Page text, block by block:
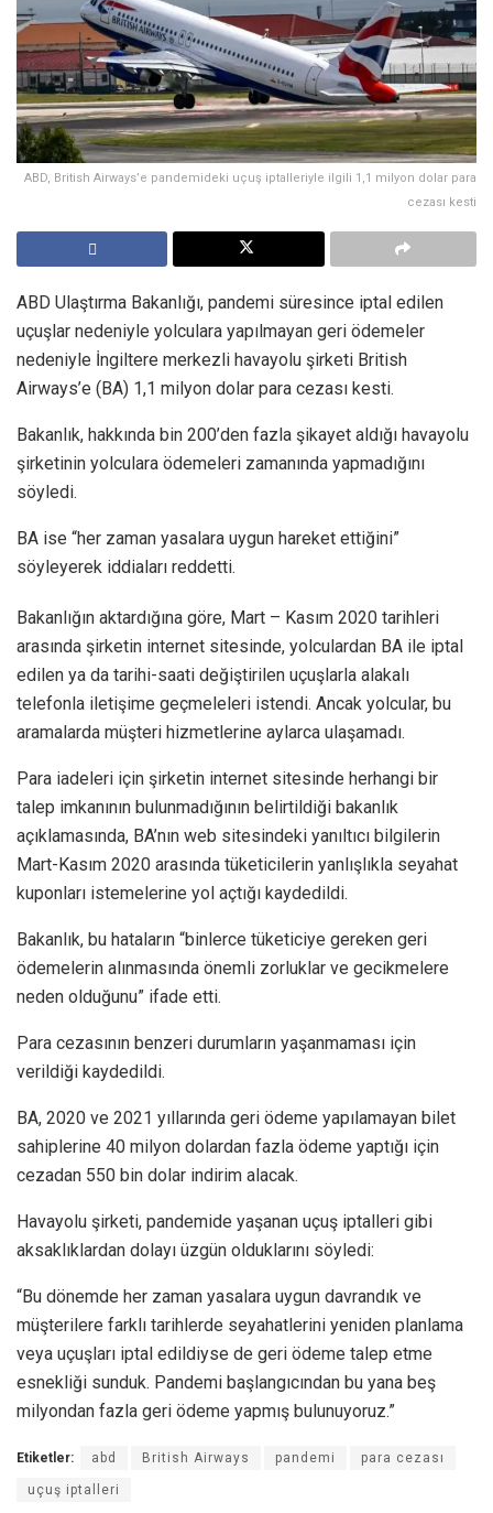
ABD, British Airways’e pandemideki uçuş iptalleriyle ilgili 1,1 milyon dolar para
cezası kesti
ABD Ulaştırma Bakanlığı, pandemi süresince iptal edilen
uçuşlar nedeniyle yolculara yapılmayan geri ödemeler
nedeniyle İngiltere merkezli havayolu şirketi British
Airways’e (BA) 1,1 milyon dolar para cezası kesti.
Bakanlık, hakkında bin 200’den fazla şikayet aldığı havayolu
şirketinin yolculara ödemeleri zamanında yapmadığını
söyledi.
BA ise “her zaman yasalara uygun hareket ettiğini”
söyleyerek iddiaları reddetti.
Bakanlığın aktardığına göre, Mart – Kasım 2020 tarihleri
arasında şirketin internet sitesinde, yolculardan BA ile iptal
edilen ya da tarihi-saati değiştirilen uçuşlarla alakalı
telefonla iletişime geçmeleleri istendi. Ancak yolcular, bu
aramalarda müşteri hizmetlerine aylarca ulaşamadı.
Para iadeleri için şirketin internet sitesinde herhangi bir
talep imkanının bulunmadığının belirtildiği bakanlık
açıklamasında, BA’nın web sitesindeki yanıltıcı bilgilerin
Mart-Kasım 2020 arasında tüketicilerin yanlışlıkla seyahat
kuponları istemelerine yol açtığı kaydedildi.
Bakanlık, bu hataların “binlerce tüketiciye gereken geri
ödemelerin alınmasında önemli zorluklar ve gecikmelere
neden olduğunu” ifade etti.
Para cezasının benzeri durumların yaşanmaması için
verildiği kaydedildi.
BA, 2020 ve 2021 yıllarında geri ödeme yapılamayan bilet
sahiplerine 40 milyon dolardan fazla ödeme yaptığı için
cezadan 550 bin dolar indirim alacak.
Havayolu şirketi, pandemide yaşanan uçuş iptalleri gibi
aksaklıklardan dolayı üzgün olduklarını söyledi:
“Bu dönemde her zaman yasalara uygun davrandık ve
müşterilere farklı tarihlerde seyahatlerini yeniden planlama
veya uçuşları iptal edildiyse de geri ödeme talep etme
esnekliği sunduk. Pandemi başlangıcından bu yana beş
milyondan fazla geri ödeme yapmış bulunuyoruz.”
Etiketler: abd British Airways pandemi para cezası
uçuş iptalleri